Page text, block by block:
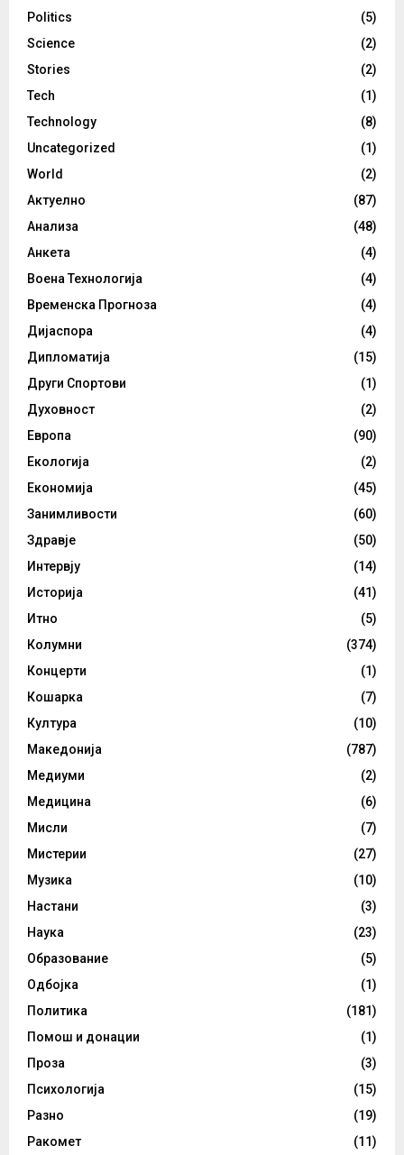
Politics
(5)
Science
(2)
Stories
(2)
Tech
(1)
Technology
(8)
Uncategorized
(1)
World
(2)
Актуелно
(87)
Анализа
(48)
Анкета
(4)
Воена Технологија
(4)
Временска Прогноза
(4)
Дијаспора
(4)
Дипломатија
(15)
Други Спортови
(1)
Духовност
(2)
Европа
(90)
Екологија
(2)
Економија
(45)
Занимливости
(60)
Здравје
(50)
Интервју
(14)
Историја
(41)
Итно
(5)
Колумни
(374)
Концерти
(1)
Кошарка
(7)
Култура
(10)
Македонија
(787)
Медиуми
(2)
Медицина
(6)
Мисли
(7)
Мистерии
(27)
Музика
(10)
Настани
(3)
Наука
(23)
Образование
(5)
Одбојка
(1)
Политика
(181)
Помош и донации
(1)
Проза
(3)
Психологија
(15)
Разно
(19)
Ракомет
(11)